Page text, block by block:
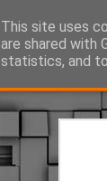
This site uses
are shared with
statistics, and